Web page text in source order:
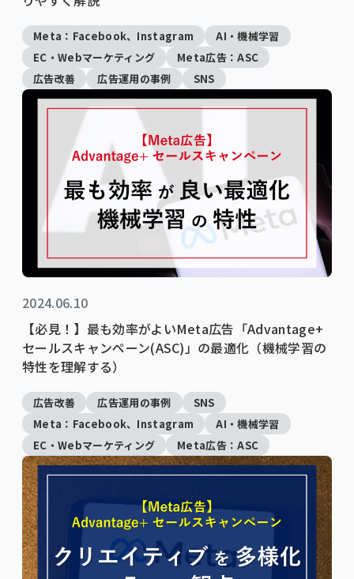
Meta：Facebook、Instagram
AI・機械学習
EC・Webマーケティング
Meta広告：ASC
広告改善
広告運用の事例 SNS
2024.06.10
【必見！】最も効率がよいMeta広告「Advantage+
セールスキャンペーン(ASC)」の最適化（機械学習の
特性を理解する）
広告改善 広告運用の事例
SNS
Meta：Facebook、Instagram
AI・機械学習
EC・Webマーケティング
Meta広告：ASC